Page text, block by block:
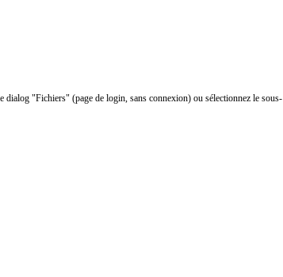
"Fichiers" (page de login, sans connexion) ou sélectionnez le sous-